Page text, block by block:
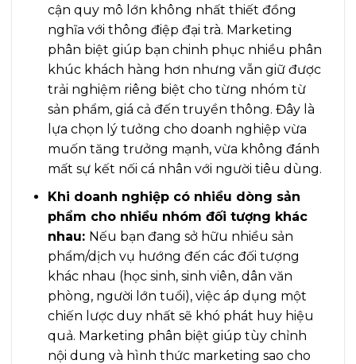
cận quy mô lớn không nhất thiết đồng
nghĩa với thông điệp đại trà. Marketing
phân biệt giúp bạn chinh phục nhiều phân
khúc khách hàng hơn nhưng vẫn giữ được
trải nghiệm riêng biệt cho từng nhóm từ
sản phẩm, giá cả đến truyền thông. Đây là
lựa chọn lý tưởng cho doanh nghiệp vừa
muốn tăng trưởng mạnh, vừa không đánh
mất sự kết nối cá nhân với người tiêu dùng.
Khi doanh nghiệp có nhiều dòng sản
phẩm cho nhiều nhóm đối tượng khác
nhau: Nếu bạn đang sở hữu nhiều sản
phẩm/dịch vụ hướng đến các đối tượng
khác nhau (học sinh, sinh viên, dân văn
phòng, người lớn tuổi), việc áp dụng một
chiến lược duy nhất sẽ khó phát huy hiệu
quả. Marketing phân biệt giúp tùy chỉnh
nội dung và hình thức marketing sao cho